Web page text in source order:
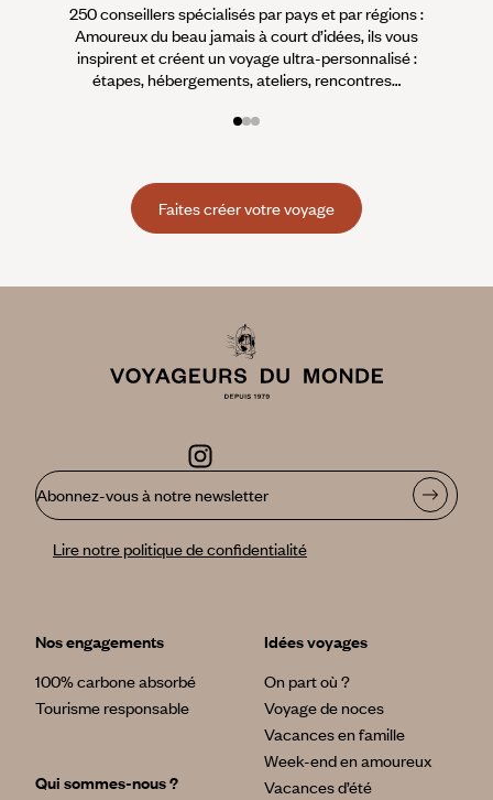
250 conseillers spécialisés par pays et par régions :
Amoureux du beau jamais à court d’idées, ils vous
inspirent et créent un voyage ultra-personnalisé :
étapes, hébergements, ateliers, rencontres…
Faites créer votre voyage
Abonnez-vous à notre newsletter
Lire notre politique de confidentialité
Nos engagements
100% carbone absorbé
Tourisme responsable
Qui sommes-nous ?
Idées voyages
On part où ?
Voyage de noces
Vacances en famille
Week-end en amoureux
Vacances d’été